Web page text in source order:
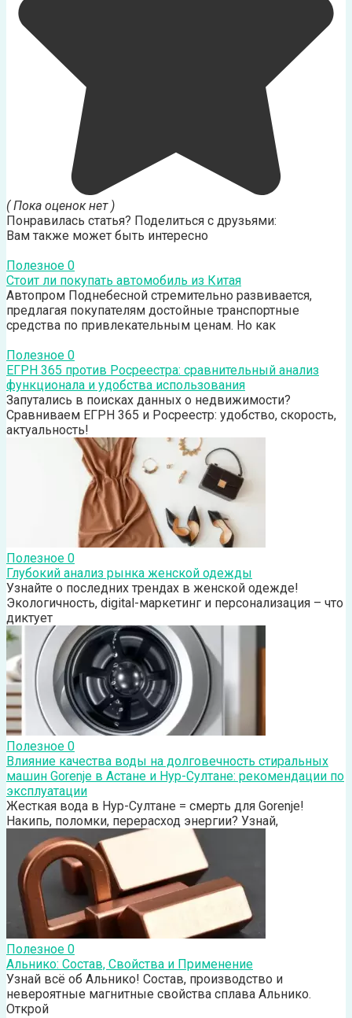
( Пока оценок нет )
Понравилась статья? Поделиться с друзьями:
Вам также может быть интересно
Полезное 0
Стоит ли покупать автомобиль из Китая
Автопром Поднебесной стремительно развивается,
предлагая покупателям достойные транспортные
средства по привлекательным ценам. Но как
Полезное 0
ЕГРН 365 против Росреестра: сравнительный анализ
функционала и удобства использования
Запутались в поисках данных о недвижимости?
Сравниваем ЕГРН 365 и Росреестр: удобство, скорость,
актуальность!
Полезное 0
Глубокий анализ рынка женской одежды
Узнайте о последних трендах в женской одежде!
Экологичность, digital-маркетинг и персонализация – что
диктует
Полезное 0
Влияние качества воды на долговечность стиральных
машин Gorenje в Астане и Нур-Султане: рекомендации по
эксплуатации
Жесткая вода в Нур-Султане = смерть для Gorenje!
Накипь, поломки, перерасход энергии? Узнай,
Полезное 0
Альнико: Состав, Свойства и Применение
Узнай всё об Альнико! Состав, производство и
невероятные магнитные свойства сплава Альнико.
Открой